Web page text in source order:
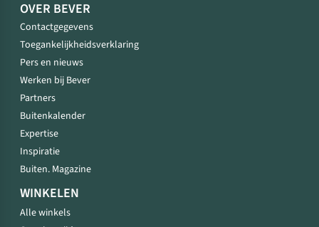
OVER BEVER
Contactgegevens
Toegankelijkheidsverklaring
Pers en nieuws
Werken bij Bever
Partners
Buitenkalender
Expertise
Inspiratie
Buiten. Magazine
WINKELEN
Alle winkels